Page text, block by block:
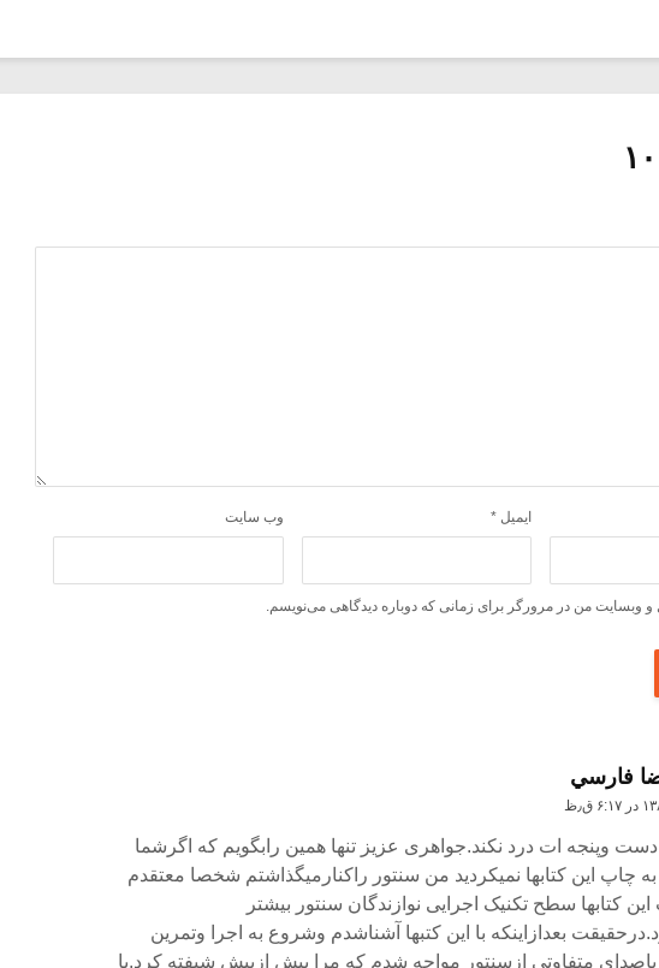
ایمیل * وب‌ سایت
و وبسایت من در مرورگر برای زمانی که دوباره دیدگاهی می‌نویسم.
فارسي
دست وپنجه ات درد نکند.جواهری عزیز تنها همین رابگویم که اگرشما
به چاپ این کتابها نمیکردید من سنتور راکنارمیگذاشتم شخصا معتقدم
این کتابها سطح تکنیک اجرایی نوازندگان سنتور بیشتر
بعدازاینکه با این کتبها آشناشدم وشروع به اجرا وتمرین
متفاوتی ازسنتور مواجه شدم که مرا بیش ازپیش شیفته کرد.با